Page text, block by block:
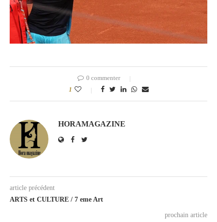
0 commenter
1
HORAMAGAZINE
article précédent
ARTS et CULTURE / 7 eme Art
prochain article